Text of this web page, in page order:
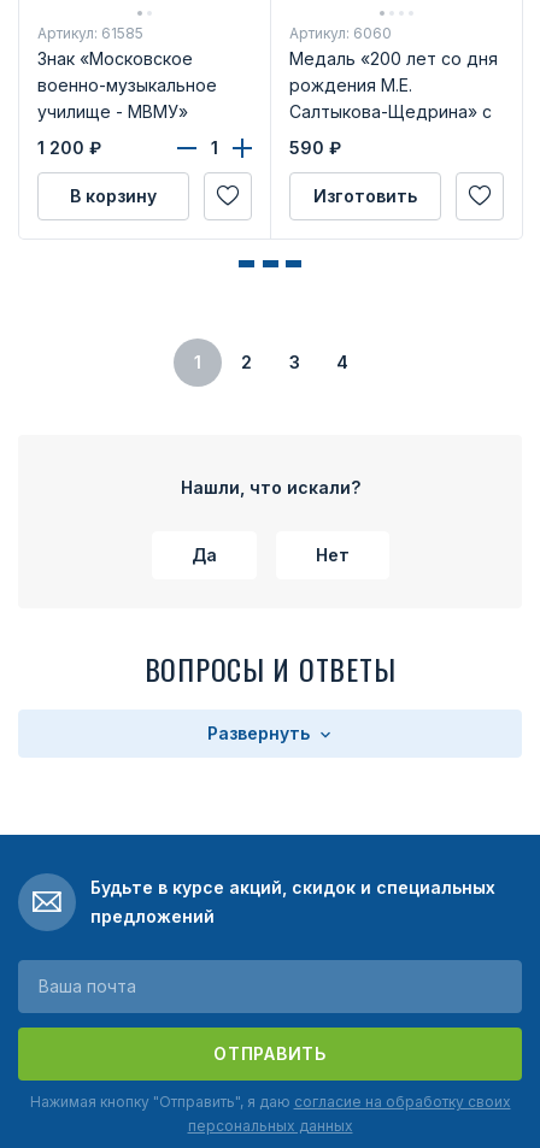
Артикул: 61585
Знак «Московское
военно-музыкальное
училище - МВМУ»
1 200 ₽
В корзину
Артикул: 6060
Медаль «200 лет со дня
рождения М.Е.
Салтыкова-Щедрина» с
бланком удостоверения
590 ₽
Изготовить
1 2 3 4
Нашли, что искали?
Да Нет
ВОПРОСЫ И ОТВЕТЫ
Развернуть
Будьте в курсе акций, скидок и специальных
предложений
ОТПРАВИТЬ
Нажимая кнопку "Отправить", я даю согласие на обработку своих
персональных данных